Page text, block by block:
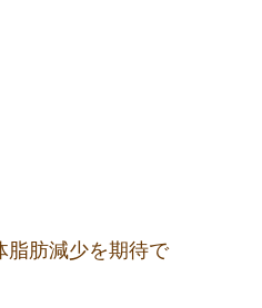
脂肪減少を期待で